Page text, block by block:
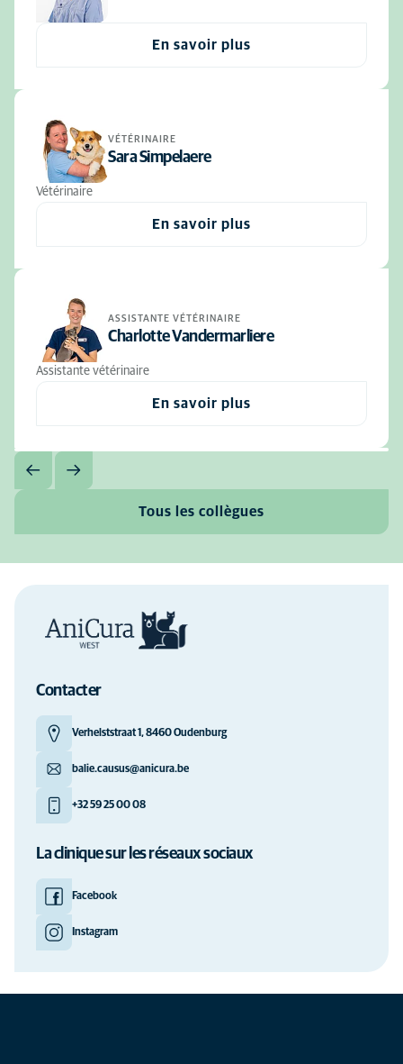
En savoir plus
VÉTÉRINAIRE
Sara Simpelaere
Vétérinaire
En savoir plus
ASSISTANTE VÉTÉRINAIRE
Charlotte Vandermarliere
Assistante vétérinaire
En savoir plus
Tous les collègues
Contacter
Verhelststraat 1, 8460 Oudenburg
balie.causus@anicura.be
+32 59 25 00 08
La clinique sur les réseaux sociaux
Facebook
Instagram